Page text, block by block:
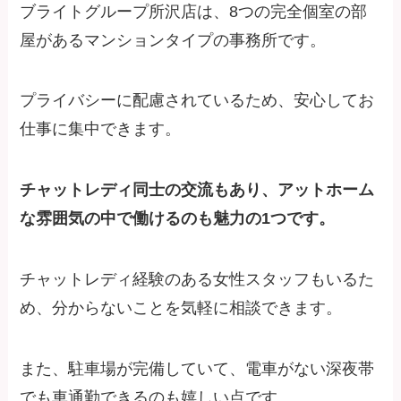
ブライトグループ所沢店は、8つの完全個室の部
屋があるマンションタイプの事務所です。
プライバシーに配慮されているため、安心してお
仕事に集中できます。
チャットレディ同士の交流もあり、アットホーム
な雰囲気の中で働けるのも魅力の1つです。
チャットレディ経験のある女性スタッフもいるた
め、分からないことを気軽に相談できます。
また、駐車場が完備していて、電車がない深夜帯
でも車通勤できるのも嬉しい点です。